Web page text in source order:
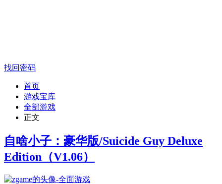
找回密码
首页
游戏宝库
全部游戏
正文
自啥小子：豪华版/Suicide Guy Deluxe
Edition（V1.06）